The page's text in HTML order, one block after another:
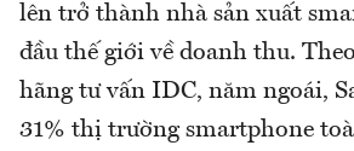
lên trở thành nhà sản xuất
đầu thế giới về doanh thu.
hãng tư vấn IDC, năm ngoái,
31% thị trường smartphone